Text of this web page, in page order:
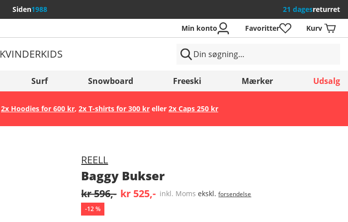
Siden1988 21 dagesreturret
Gem
Min konto Favoritter Kurv
KVINDERKIDS
Surf Snowboard Freeski Mærker Udsalg
2x Hoodies for 600 kr, 2x T-shirts for 300 kreller 2x Caps 250 kr
REELL
Baggy Bukser
kr 596,- kr 525,- inkl. Moms ekskl.forsendelse
-12%